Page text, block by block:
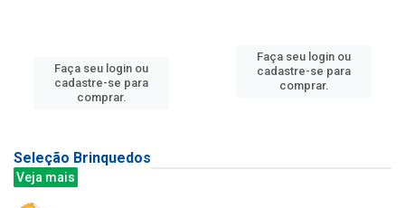
Faça seu login ou
cadastre-se para
comprar.
Faça seu login ou
cadastre-se para
comprar.
Seleção Brinquedos
Veja mais